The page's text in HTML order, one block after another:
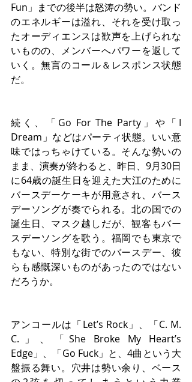
Fun」までの後半は怒涛の勢い。バンド
のエネルギーは溢れ、それを受け取っ
たオーディエンスは歓声を上げられな
いものの、メンバーへパワーを返して
いく。無言のコール＆レスポンス状態
だ。
続く、「Go For The Party」や「I
Dream」などはパーティ状態。いい意
味ではっちゃけている。そんな勢いの
まま、演奏が終わると、昨日、9月30日
に64歳の誕生日を迎えた大江のために
バースデーケーキが用意され、バース
デーソングが奏でられる。北の国での
誕生日、マスク越しだが、観客もバー
スデーソングを歌う。福岡でも東京で
もない、特別な街でのバースデー、彼
らも感慨深いものがあったのではない
だろうか。
アンコールは「Let’s Rock」、「C. M.
C.」、「She Broke My Heart’s
Edge」、「Go Fuck」と、4曲という大
盤振る舞い。穴井は勢い余り、ベース